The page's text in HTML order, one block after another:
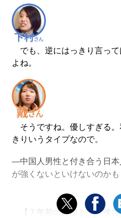
でも、逆にはっきり言っ
よね。
そうですね。優しすぎる。
きりいうタイプなので。
―中国人男性と付き合う日
が強くないといけないのかも
【７年前の記憶と７年後の